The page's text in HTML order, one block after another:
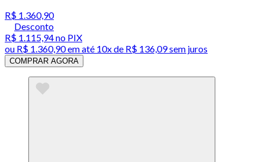
R$ 1.360,90
Desconto
R$ 1.115,94no PIX
ou R$ 1.360,90em até 10x de R$ 136,09 sem juros
COMPRAR AGORA